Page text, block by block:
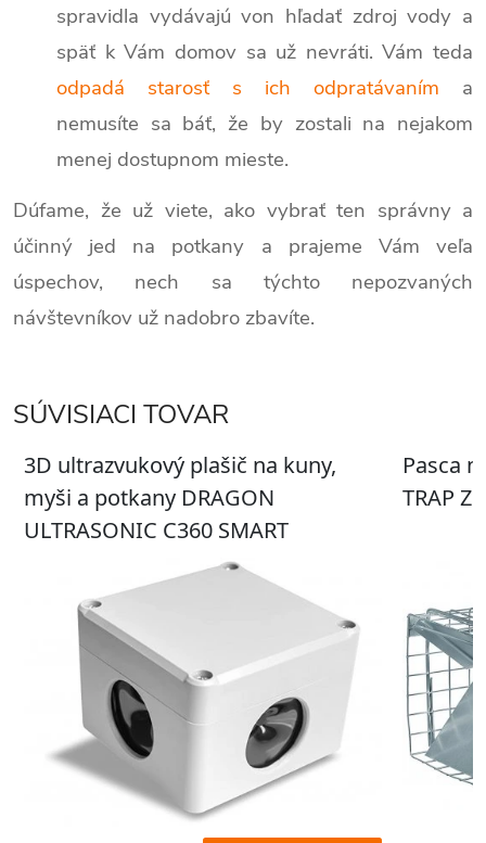
spravidla vydávajú von hľadať zdroj vody a
späť k Vám domov sa už nevráti. Vám teda
odpadá starosť s ich odpratávaním a
nemusíte sa báť, že by zostali na nejakom
menej dostupnom mieste.
Dúfame, že už viete, ako vybrať ten správny a
účinný jed na potkany a prajeme Vám veľa
úspechov, nech sa týchto nepozvaných
návštevníkov už nadobro zbavíte.
SÚVISIACI TOVAR